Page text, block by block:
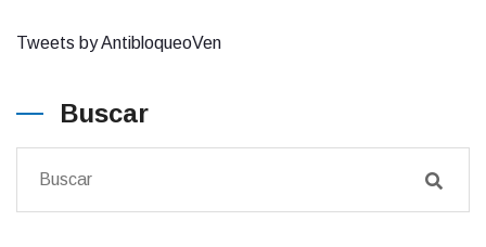
Tweets by AntibloqueoVen
Buscar